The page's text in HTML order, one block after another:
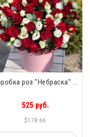
Коробка роз "Небраска" 51 роза
525 руб.
$178.66